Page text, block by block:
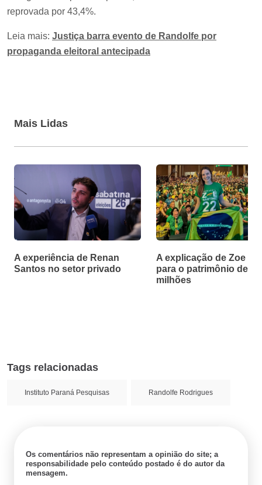
reprovada por 43,4%.
Leia mais: Justiça barra evento de Randolfe por
propaganda eleitoral antecipada
Mais Lidas
A experiência de Renan
Santos no setor privado
A explicação de Zoe
para o patrimônio de
milhões
Tags relacionadas
Instituto Paraná Pesquisas Randolfe Rodrigues
Os comentários não representam a opinião do site; a
responsabilidade pelo conteúdo postado é do autor da
mensagem.